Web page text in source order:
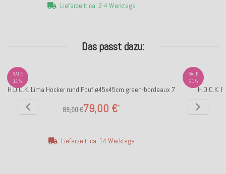
Lieferzeit: ca. 2-4 Werktage
Das passt dazu:
SALE
11%
H.O.C.K. Lima Hocker rund Pouf ø45x45cm green-bordeaux 7
79,00 €*
89,00 €
Lieferzeit: ca. 14 Werktage
SALE
31%
H.O.C.K.